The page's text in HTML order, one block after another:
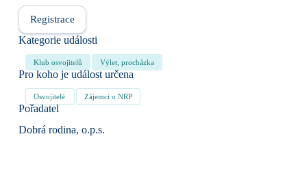
Registrace
Kategorie události
Klub osvojitelů Výlet, procházka
Pro koho je událost určena
Osvojitelé Zájemci o NRP
Pořadatel
Dobrá rodina, o.p.s.